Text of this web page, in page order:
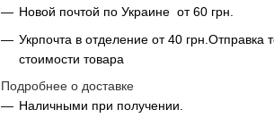
Новой почтой по Украине от 60 грн.
Укрпочта в отделение от 40
стоимости товара
Подробнее о доставке
Наличными при получении.